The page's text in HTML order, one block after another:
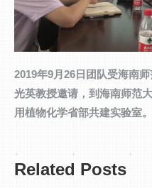
2019年9月26日团队受海南
光英教授邀请，到海南师范
用植物化学省部共建实验室。
Related Posts